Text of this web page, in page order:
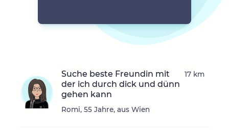
Suche beste Freundin mit
der ich durch dick und dünn
gehen kann
Romi, 55 Jahre, aus Wien
17 km